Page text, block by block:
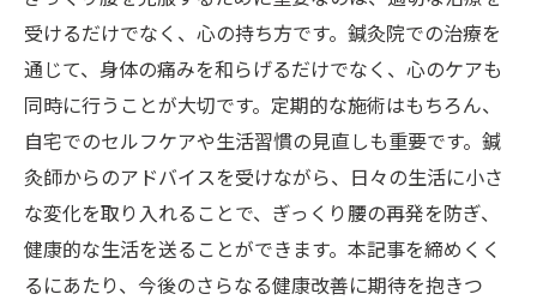
受けるだけでなく、心の持ち方です。鍼灸院での治療を
通じて、身体の痛みを和らげるだけでなく、心のケアも
同時に行うことが大切です。定期的な施術はもちろん、
自宅でのセルフケアや生活習慣の見直しも重要です。鍼
灸師からのアドバイスを受けながら、日々の生活に小さ
な変化を取り入れることで、ぎっくり腰の再発を防ぎ、
健康的な生活を送ることができます。本記事を締めくく
るにあたり、今後のさらなる健康改善に期待を抱きつ